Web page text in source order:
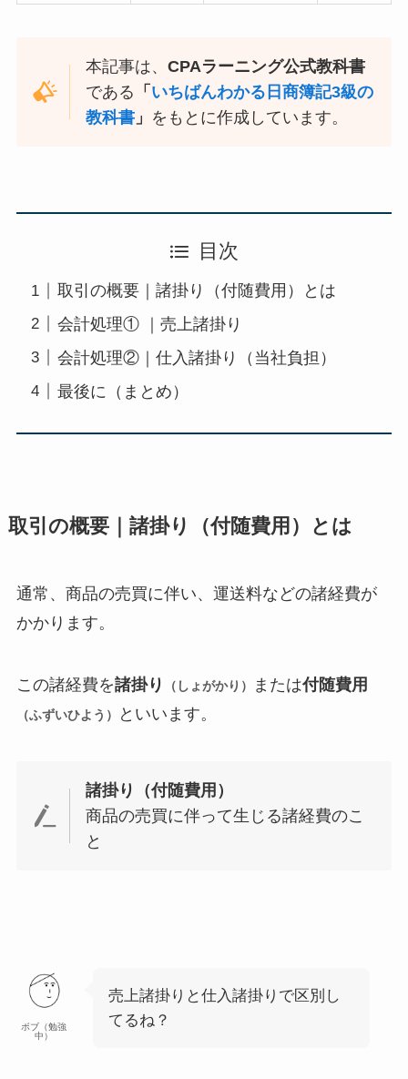
本記事は、CPAラーニング公式教科書
である 「 いちばんわかる日商簿記3級の
教科書 」 をもとに作成しています。
目次
取引の概要｜諸掛り（付随費用）とは
会計処理① ｜売上諸掛り
会計処理②｜仕入諸掛り（当社負担）
最後に（まとめ）
取引の概要｜諸掛り（付随費用）とは
通常、商品の売買に伴い、運送料などの諸経費が
かかります。
この諸経費を諸掛り （しょがかり） または付随費用
（ふずいひよう） といいます。
諸掛り（付随費用）
商品の売買に伴って生じる諸経費のこ
と
ボブ（勉強
中）
売上諸掛りと仕入諸掛りで区別し
てるね？